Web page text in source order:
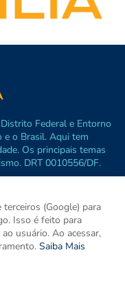
Federal e Entorno
e o Brasil. Aqui tem
Os principais temas
DRT 0010556/DF.
(Google) para
Isso é feito para
usuário. Ao acessar,
Saiba Mais